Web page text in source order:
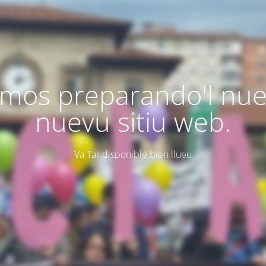
preparando'l
nuevu sitiu web.
Va Tar disponible bien llueu